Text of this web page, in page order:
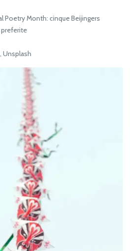
Poetry Month: cinque Beijingers
Unsplash